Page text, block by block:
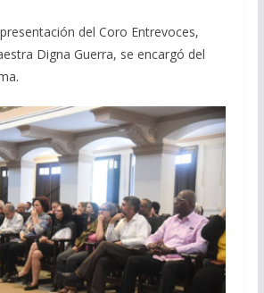
del Coro Entrevoces,
Digna Guerra, se encargó del